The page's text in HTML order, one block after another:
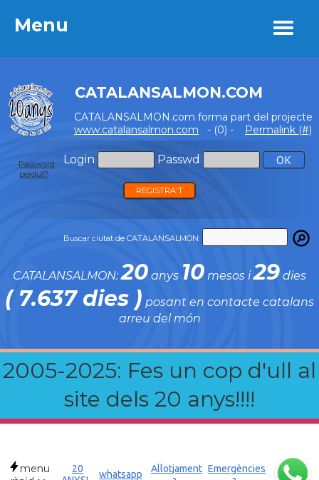
Menu
CATALANSALMON.COM
CATALANSALMON.com forma part del projecte
www.catalansalmon.com - (0) - Permalink (#)
Login Passwd
Password
perdut?
REGISTRA'T
Buscar ciutat de CATALANSALMON:
CATALANSALMON:20 anys 10 mesos i29 dies
( 7.637 dies ) posant en contacte catalans
arreu del món
2005-2025: Fes un cop d'ull al
site dels 20 anys!!!!
Menu
menu
20
whatsapp
Allotjament Emergències